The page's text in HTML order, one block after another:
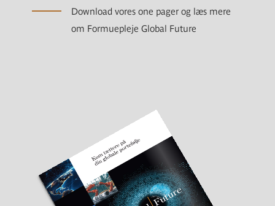
Download vores one pager og læs mere
om Formuepleje Global Future